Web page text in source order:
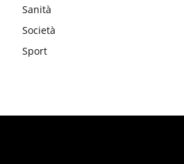
Sanità
Società
Sport